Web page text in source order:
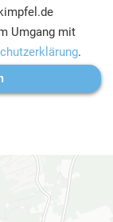
Umgang mit
.